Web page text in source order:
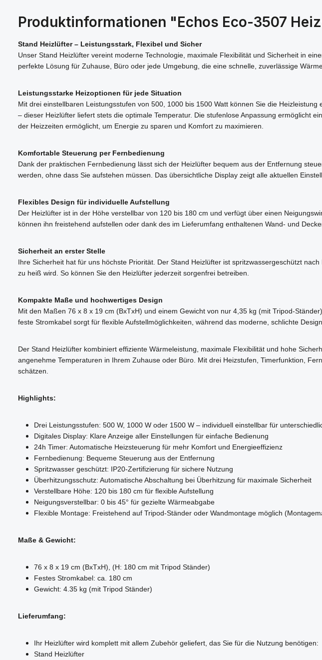
Produktinformationen "Echos Eco-3507
Stand Heizlüfter – Leistungsstark, Flexibel und Sicher
Unser Stand Heizlüfter vereint moderne Technologie, maximale Flexibilität und Sicherheit in
perfekte Lösung für Zuhause, Büro oder jede Umgebung, die eine schnelle, zuverlässige
Leistungsstarke Heizoptionen für jede Situation
Mit drei einstellbaren Leistungsstufen von 500, 1000 bis 1500 Watt können Sie die
– dieser Heizlüfter liefert stets die optimale Temperatur. Die stufenlose Anpassung ermöglicht
der Heizzeiten ermöglicht, um Energie zu sparen und Komfort zu maximieren.
Komfortable Steuerung per Fernbedienung
Dank der praktischen Fernbedienung lässt sich der Heizlüfter bequem aus der Entfernung
werden, ohne dass Sie aufstehen müssen. Das übersichtliche Display zeigt alle aktuellen
Flexibles Design für individuelle Aufstellung
Der Heizlüfter ist in der Höhe verstellbar von 120 bis 180 cm und verfügt über einen
können ihn freistehend aufstellen oder dank des im Lieferumfang enthaltenen Wand- und
Sicherheit an erster Stelle
Ihre Sicherheit hat für uns höchste Priorität. Der Stand Heizlüfter ist spritzwassergeschützt
zu heiß wird. So können Sie den Heizlüfter jederzeit sorgenfrei betreiben.
Kompakte Maße und hochwertiges Design
Mit den Maßen 76 x 8 x 19 cm (BxTxH) und einem Gewicht von nur 4,35 kg (mit Tripod-
feste Stromkabel sorgt für flexible Aufstellmöglichkeiten, während das moderne, schlichte
Der Stand Heizlüfter kombiniert effiziente Wärmeleistung, maximale Flexibilität und hohe
angenehme Temperaturen in Ihrem Zuhause oder Büro. Mit drei Heizstufen, Timerfunktion,
schätzen.
Highlights:
Drei Leistungsstufen: 500 W, 1000 W oder 1500 W – individuell einstellbar für
Digitales Display: Klare Anzeige aller Einstellungen für einfache Bedienung
24h Timer: Automatische Heizsteuerung für mehr Komfort und Energieeffizienz
Fernbedienung: Bequeme Steuerung aus der Entfernung
Spritzwasser geschützt: IP20-Zertifizierung für sichere Nutzung
Überhitzungsschutz: Automatische Abschaltung bei Überhitzung für maximale Sicherheit
Verstellbare Höhe: 120 bis 180 cm für flexible Aufstellung
Neigungsverstellbar: 0 bis 45° für gezielte Wärmeabgabe
Flexible Montage: Freistehend auf Tripod-Ständer oder Wandmontage möglich
Maße & Gewicht:
76 x 8 x 19 cm (BxTxH), (H: 180 cm mit Tripod Ständer)
Festes Stromkabel: ca. 180 cm
Gewicht: 4.35 kg (mit Tripod Ständer)
Lieferumfang:
Ihr Heizlüfter wird komplett mit allem Zubehör geliefert, das Sie für die Nutzung benötigen:
Stand Heizlüfter